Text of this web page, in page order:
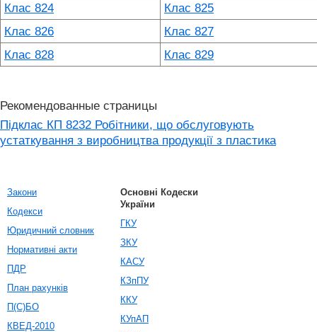
Клас 824
Клас 825
Клас 826
Клас 827
Клас 828
Клас 829
Рекомендованные страницы
Підклас КП 8232 Робітники, що обслуговують
устаткування з виробництва продукції з пластика
Закони
Кодекси
Юридичний словник
Нормативні акти
ПДР
План рахунків
П(С)БО
КВЕД-2010
Основні Кодески
України
ГКУ
ЗКУ
КАСУ
КЗпПУ
ККУ
КУпАП